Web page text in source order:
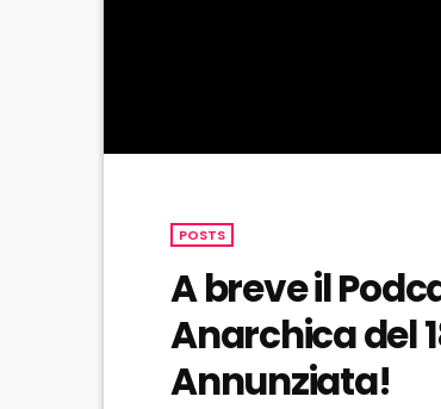
POSTS
A breve il
Anarchica del
Annunziata!